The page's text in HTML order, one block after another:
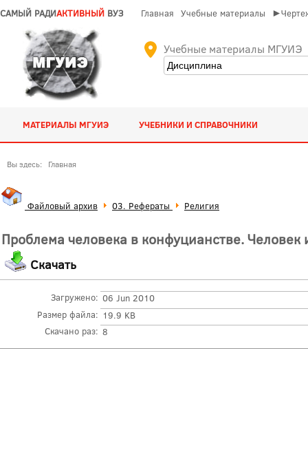
САМЫЙ РАДИАКТИВНЫЙ ВУЗ Главная Учебные материалы
Учебные материалы МГУИЭ
МАТЕРИАЛЫ МГУИЭ УЧЕБНИКИ И СПРАВОЧНИКИ
Вы здесь: Главная
Файловый архив 03. Рефераты Религия
Проблема человека в конфуцианстве.
Скачать
Загружено: 06 Jun 2010
Размер файла: 19.9 KB
Скачано раз: 8